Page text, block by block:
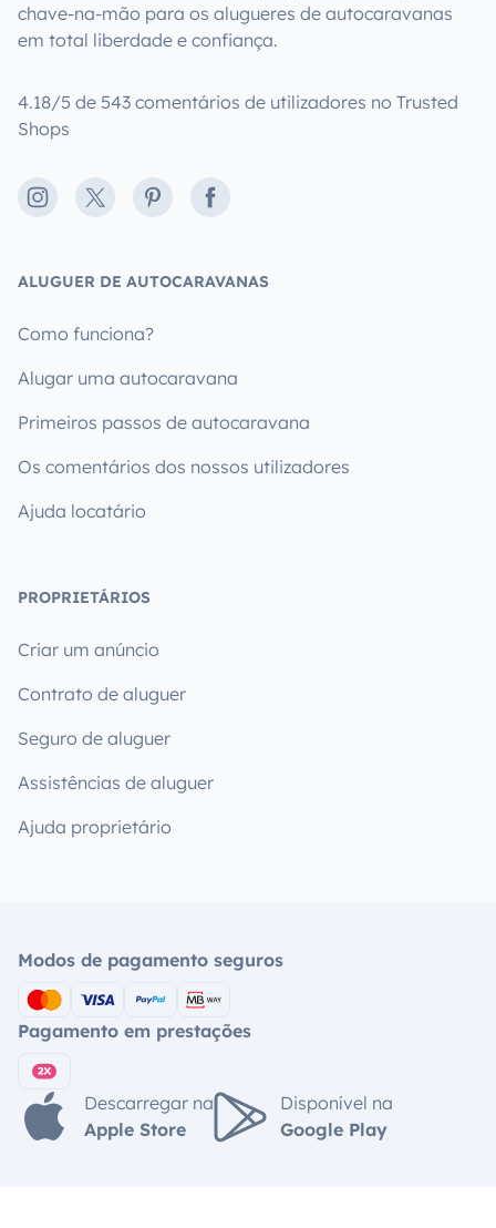
chave-na-mão para os alugueres de autocaravanas
em total liberdade e confiança.
4.18/5 de 543 comentários de utilizadores no Trusted
Shops
Instagram
X PinterestFacebook
ALUGUER DE AUTOCARAVANAS
Como funciona?
Alugar uma autocaravana
Primeiros passos de autocaravana
Os comentários dos nossos utilizadores
Ajuda locatário
PROPRIETÁRIOS
Criar um anúncio
Contrato de aluguer
Seguro de aluguer
Assistências de aluguer
Ajuda proprietário
Modos de pagamento seguros
Pagamento em prestações
Descarregar na
Apple Store
Disponível na
Google Play